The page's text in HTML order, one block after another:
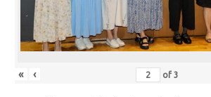
« ‹ of3